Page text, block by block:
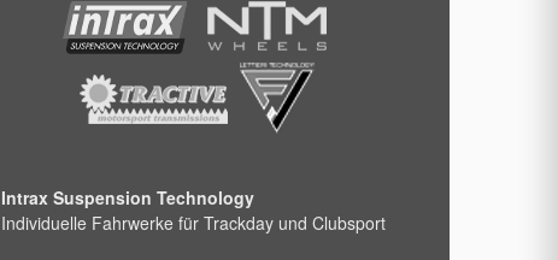
Intrax Suspension Technology
Individuelle Fahrwerke für Trackday und Clubsport